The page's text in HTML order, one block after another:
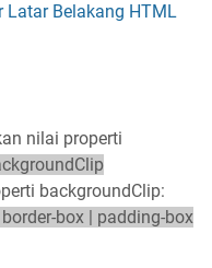
Latar Belakang HTML
nilai properti
backgroundClip:
box | padding-box